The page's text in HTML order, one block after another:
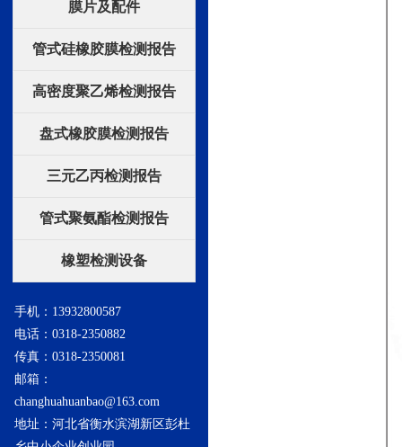
膜片及配件
管式硅橡胶膜检测报告
高密度聚乙烯检测报告
盘式橡胶膜检测报告
三元乙丙检测报告
管式聚氨酯检测报告
橡塑检测设备
手机：13932800587
电话：0318-2350882
传真：0318-2350081
邮箱：
changhuahuanbao@163.com
地址：河北省衡水滨湖新区彭杜